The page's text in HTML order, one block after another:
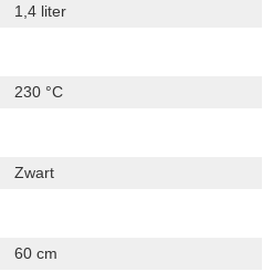
1,4 liter
230 °C
Zwart
60 cm